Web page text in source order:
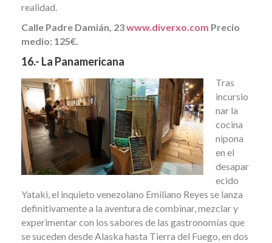
realidad.
Calle Padre Damián, 23www.diverxo.com Precio
medio: 125€.
16.- La Panamericana
Tras
incursio
nar la
cocina
nipona
en el
desapar
ecido
Yataki, el inquieto venezolano Emiliano Reyes se lanza
definitivamente a la aventura de combinar, mezclar y
experimentar con los sabores de las gastronomías que
se suceden desde Alaska hasta Tierra del Fuego, en dos